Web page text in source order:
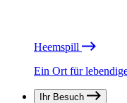
Heemspill
Ein Ort für
Ihr Besuch